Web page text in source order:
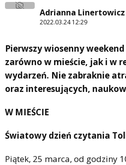
Adrianna Linertowicz
2022.03.24 12:29
Pierwszy wiosenny
zarówno w mieście, jak i w
wydarzeń. Nie zabraknie
oraz interesujących,
W MIEŚCIE
Światowy dzień czytania
Piątek, 25 marca, od godziny